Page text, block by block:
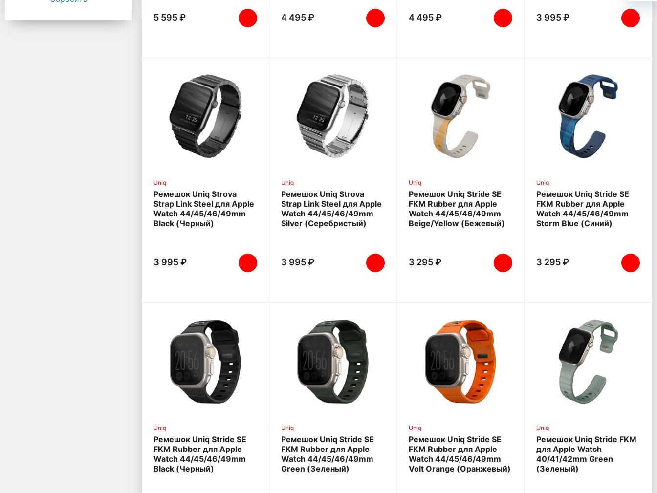
5 595 ₽ 4 495 ₽ 4 495 ₽ 3 995 ₽
Uniq
Ремешок Uniq Strova
Strap Link Steel для Apple
Watch 44/45/46/49mm
Black (Черный)
3 995 ₽
Uniq
Ремешок Uniq Strova
Strap Link Steel для Apple
Watch 44/45/46/49mm
Silver (Серебристый)
3 995 ₽
Uniq
Ремешок Uniq Stride SE
FKM Rubber для Apple
Watch 44/45/46/49mm
Beige/Yellow (Бежевый)
3 295 ₽
Uniq
Ремешок Uniq Stride SE
FKM Rubber для Apple
Watch 44/45/46/49mm
Storm Blue (Синий)
3 295 ₽
Uniq
Ремешок Uniq Stride SE
FKM Rubber для Apple
Watch 44/45/46/49mm
Black (Черный)
Uniq
Ремешок Uniq Stride SE
FKM Rubber для Apple
Watch 44/45/46/49mm
Green (Зеленый)
Uniq
Ремешок Uniq Stride SE
FKM Rubber для Apple
Watch 44/45/46/49mm
Volt Orange (Оранжевый)
Uniq
Ремешок Uniq Stride FKM
для Apple Watch
40/41/42mm Green
(Зеленый)